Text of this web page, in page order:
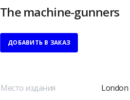
The machine-gunners
ДОБАВИТЬ В ЗАКАЗ
Место издания
London